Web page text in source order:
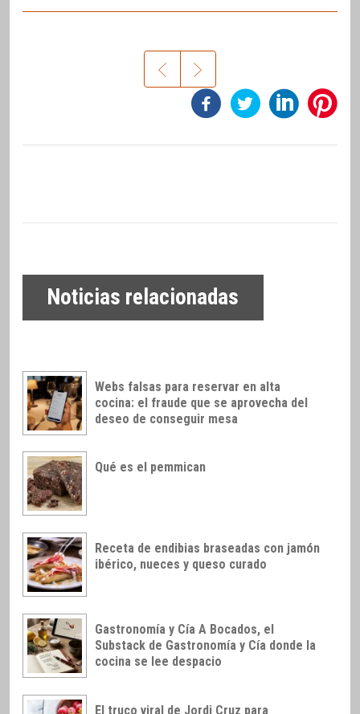
Noticias relacionadas
Webs falsas para reservar en alta
cocina: el fraude que se aprovecha del
deseo de conseguir mesa
Qué es el pemmican
Receta de endibias braseadas con jamón
ibérico, nueces y queso curado
Gastronomía y Cía A Bocados, el
Substack de Gastronomía y Cía donde la
cocina se lee despacio
El truco viral de Jordi Cruz para